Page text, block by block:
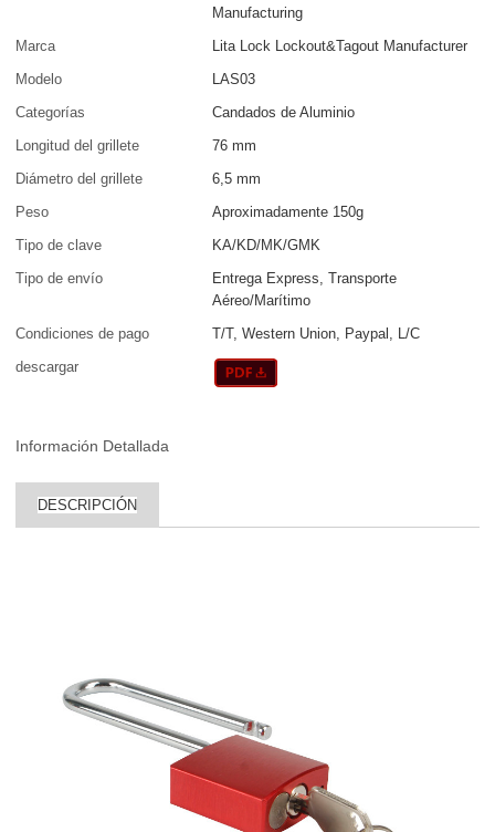
Manufacturing
Marca
Lita Lock Lockout&Tagout Manufacturer
Modelo
LAS03
Categorías
Candados de Aluminio
Longitud del grillete
76 mm
Diámetro del grillete
6,5 mm
Peso
Aproximadamente 150g
Tipo de clave
KA/KD/MK/GMK
Tipo de envío
Entrega Express, Transporte
Aéreo/Marítimo
Condiciones de pago
T/T, Western Union, Paypal, L/C
descargar
Información Detallada
DESCRIPCIÓN